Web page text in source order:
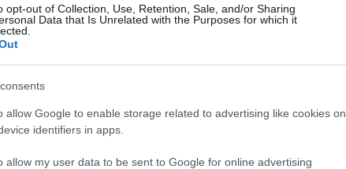
opt-out of Collection, Use, Retention, Sale, and/or Sharing
Data that Is Unrelated with the Purposes for which it
allow Google to enable storage related to advertising like cookies on
identifiers in apps.
allow my user data to be sent to Google for online advertising